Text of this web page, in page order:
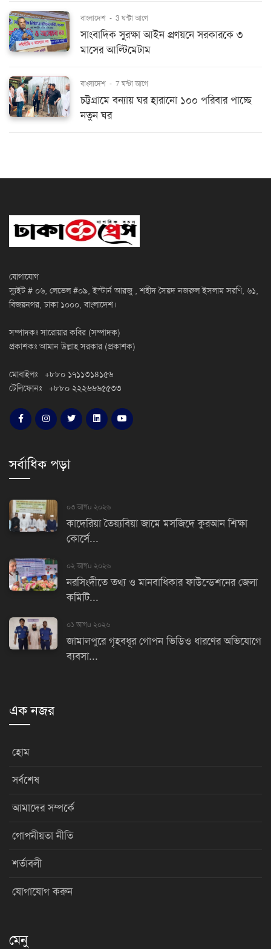
বাংলাদেশ - 3 ঘন্টা আগে
সাংবাদিক সুরক্ষা আইন প্রণয়নে সরকারকে ৩
মাসের আল্টিমেটাম
বাংলাদেশ - 7 ঘন্টা আগে
চট্টগ্রামে বন্যায় ঘর হারানো ১০০ পরিবার পাচ্ছে
নতুন ঘর
যোগাযোগ
স্যুইট # ০৬, লেভেল #০৯, ইস্টার্ন আরজু , শহীদ সৈয়দ নজরুল ইসলাম সরণি, ৬১,
বিজয়নগর, ঢাকা ১০০০, বাংলাদেশ।
সম্পাদকঃ সারোয়ার কবির (সম্পাদক)
প্রকাশকঃ আমান উল্লাহ সরকার (প্রকাশক)
মোবাইলঃ +৮৮০ ১৭১১৩১৪১৫৬
টেলিফোনঃ +৮৮০ ২২২৬৬৬৫৫৩৩
সর্বাধিক পড়া
০৩ আগu ২০২৬
কাদেরিয়া তৈয়্যবিয়া জামে মসজিদে কুরআন শিক্ষা
কোর্সে...
০২ আগu ২০২৬
নরসিংদীতে তথ্য ও মানবাধিকার ফাউন্ডেশনের জেলা
কমিটি...
০১ আগu ২০২৬
জামালপুরে গৃহবধূর গোপন ভিডিও ধারণের অভিযোগে
ব্যবসা...
এক নজর
হোম
সর্বশেষ
আমাদের সম্পর্কে
গোপনীয়তা নীতি
শর্তাবলী
যোগাযোগ করুন
মেনু